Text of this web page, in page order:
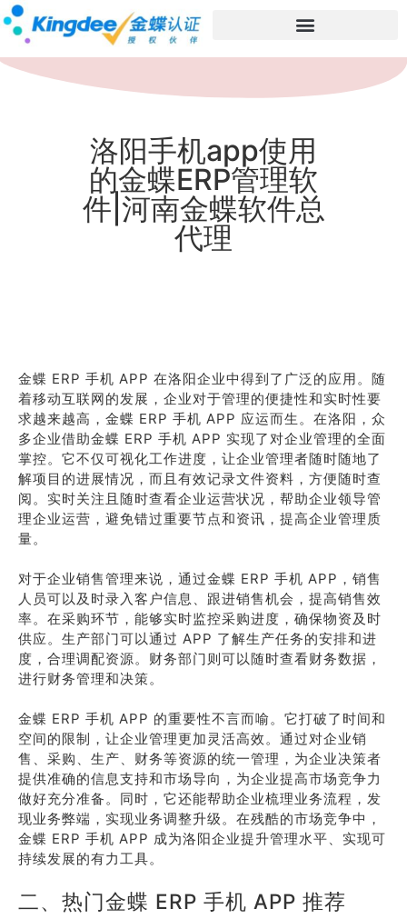
洛阳手机app使用
的金蝶ERP管理软
件|河南金蝶软件总
代理
金蝶 ERP 手机 APP 在洛阳企业中得到了广泛的应用。随
着移动互联网的发展，企业对于管理的便捷性和实时性要
求越来越高，金蝶 ERP 手机 APP 应运而生。在洛阳，众
多企业借助金蝶 ERP 手机 APP 实现了对企业管理的全面
掌控。它不仅可视化工作进度，让企业管理者随时随地了
解项目的进展情况，而且有效记录文件资料，方便随时查
阅。实时关注且随时查看企业运营状况，帮助企业领导管
理企业运营，避免错过重要节点和资讯，提高企业管理质
量。
对于企业销售管理来说，通过金蝶 ERP 手机 APP，销售
人员可以及时录入客户信息、跟进销售机会，提高销售效
率。在采购环节，能够实时监控采购进度，确保物资及时
供应。生产部门可以通过 APP 了解生产任务的安排和进
度，合理调配资源。财务部门则可以随时查看财务数据，
进行财务管理和决策。
金蝶 ERP 手机 APP 的重要性不言而喻。它打破了时间和
空间的限制，让企业管理更加灵活高效。通过对企业销
售、采购、生产、财务等资源的统一管理，为企业决策者
提供准确的信息支持和市场导向，为企业提高市场竞争力
做好充分准备。同时，它还能帮助企业梳理业务流程，发
现业务弊端，实现业务调整升级。在残酷的市场竞争中，
金蝶 ERP 手机 APP 成为洛阳企业提升管理水平、实现可
持续发展的有力工具。
二、热门金蝶 ERP 手机 APP 推荐